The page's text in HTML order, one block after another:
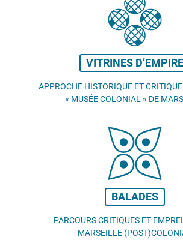
VITRINES D’EMPIRE
APPROCHE HISTORIQUE ET CRITIQUE
« MUSÉE COLONIAL » DE
BALADES
PARCOURS CRITIQUES ET
MARSEILLE